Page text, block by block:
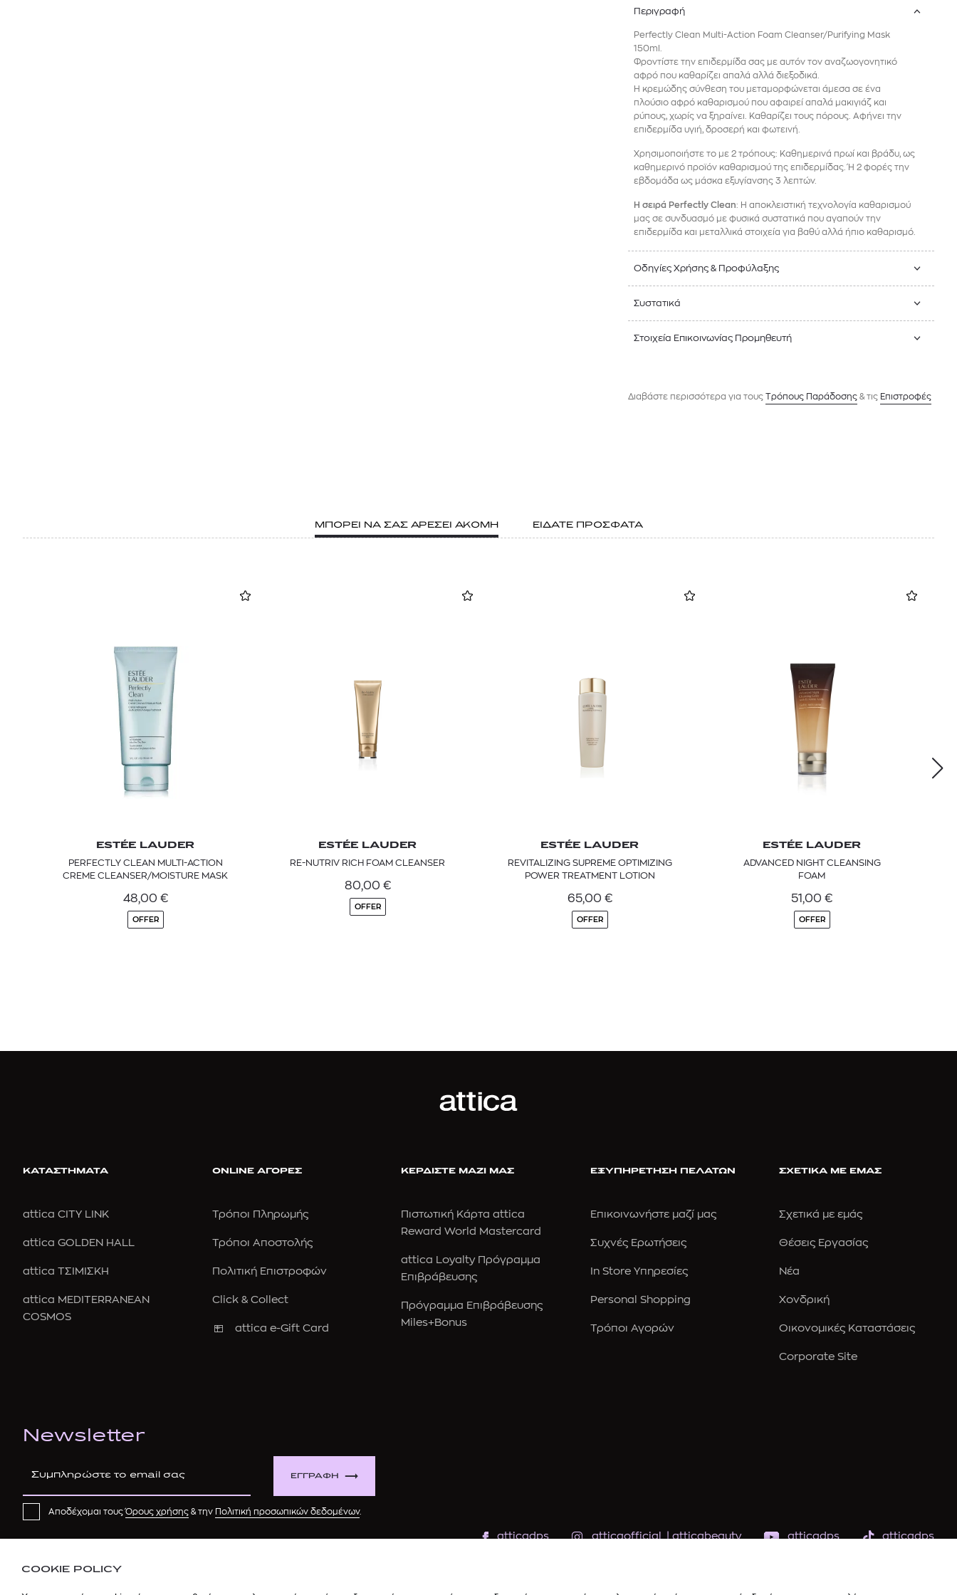
Περιγραφή
Perfectly Clean Multi-Action Foam Cleanser/Purifying Mask
150ml.
Φροντίστε την επιδερμίδα σας με αυτόν τον αναζωογονητικό
αφρό που καθαρίζει απαλά αλλά διεξοδικά.
Η κρεμώδης σύνθεση του μεταμορφώνεται άμεσα σε ένα
πλούσιο αφρό καθαρισμού που αφαιρεί απαλά μακιγιάζ και
ρύπους, χωρίς να ξηραίνει. Καθαρίζει τους πόρους. Αφήνει την
επιδερμίδα υγιή, δροσερή και φωτεινή.
Χρησιμοποιήστε το με 2 τρόπους: Καθημερινά πρωί και βράδυ, ως
καθημερινό προϊόν καθαρισμού της επιδερμίδας. Ή 2 φορές την
εβδομάδα ως μάσκα εξυγίανσης 3 λεπτών.
Η σειρά Perfectly Clean: H αποκλειστική τεχνολογία καθαρισμού
μας σε συνδυασμό με φυσικά συστατικά που αγαπούν την
επιδερμίδα και μεταλλικά στοιχεία για βαθύ αλλά ήπιο καθαρισμό.
Οδηγίες Χρήσης & Προφύλαξης
Συστατικά
Στοιχεία Επικοινωνίας Προμηθευτή
Διαβάστε περισσότερα για τους Tρόπους Παράδοσης & τις Επιστροφές
ΜΠΟΡΕΙ ΝΑ ΣΑΣ ΑΡΕΣΕΙ ΑΚΟΜΗ ΕΙΔΑΤΕ ΠΡΟΣΦΑΤΑ
ESTÉE LAUDER
PERFECTLY CLEAN MULTI-ACTION
CREME CLEANSER/MOISTURE MASK
48,00 €
OFFER
ESTÉE LAUDER
RE-NUTRIV RICH FOAM CLEANSER
80,00 €
OFFER
ESTÉE LAUDER
REVITALIZING SUPREME OPTIMIZING
POWER TREATMENT LOTION
65,00 €
OFFER
ESTÉE LAUDER
ADVANCED NIGHT CLEANSING
FOAM
51,00 €
OFFER
ΚΑΤΑΣΤΗΜΑΤΑ
attica CITY LINK
attica GOLDEN HALL
attica ΤΣΙΜΙΣΚΗ
attica MEDITERRANEAN
COSMOS
ONLINE ΑΓΟΡΕΣ
Τρόποι Πληρωμής
Τρόποι Αποστολής
Πολιτική Επιστροφών
Click & Collect
attica e-Gift Card
ΚΕΡΔΙΣΤΕ ΜΑΖΙ ΜΑΣ
Πιστωτική Κάρτα attica
Reward World Mastercard
attica Loyalty Πρόγραμμα
Επιβράβευσης
Πρόγραμμα Επιβράβευσης
Miles+Bonus
ΕΞΥΠΗΡΕΤΗΣΗ ΠΕΛΑΤΩΝ
Επικοινωνήστε μαζί μας
Συχνές Ερωτήσεις
In Store Υπηρεσίες
Personal Shopping
Τρόποι Αγορών
ΣΧΕΤΙΚΑ ΜΕ ΕΜΑΣ
Σχετικά με εμάς
Θέσεις Εργασίας
Νέα
Χονδρική
Οικονομικές Καταστάσεις
Corporate Site
Newsletter
ΕΓΓΡΑΦΗ
Αποδέχομαι τουςΌρους χρήσης & την Πολιτική προσωπικών δεδομένων.
atticadps atticaofficial |atticabeauty atticadps atticadps
COOKIE POLICY